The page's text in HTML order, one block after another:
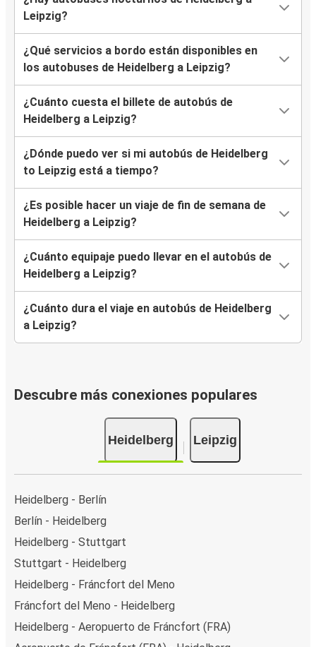
Leipzig?
¿Qué servicios a bordo están disponibles en
los autobuses de Heidelberg a Leipzig?
¿Cuánto cuesta el billete de autobús de
Heidelberg a Leipzig?
¿Dónde puedo ver si mi autobús de Heidelberg
to Leipzig está a tiempo?
¿Es posible hacer un viaje de fin de semana de
Heidelberg a Leipzig?
¿Cuánto equipaje puedo llevar en el autobús de
Heidelberg a Leipzig?
¿Cuánto dura el viaje en autobús de Heidelberg
a Leipzig?
Descubre más conexiones populares
Heidelberg Leipzig
Heidelberg - Berlín
Berlín - Heidelberg
Heidelberg - Stuttgart
Stuttgart - Heidelberg
Heidelberg - Fráncfort del Meno
Fráncfort del Meno - Heidelberg
Heidelberg - Aeropuerto de Fráncfort (FRA)